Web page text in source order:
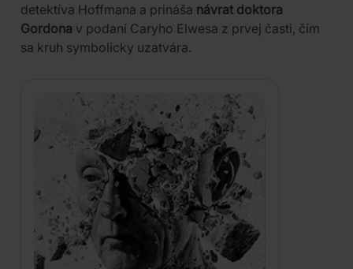
detektíva Hoffmana a prináša návrat doktora
Gordona v podaní Caryho Elwesa z prvej časti, čím
sa kruh symbolicky uzatvára.